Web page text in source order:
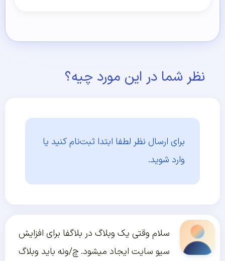
نظر شما در این مورد چیه؟
برای ارسال نظر لطفا ابتدا ثبت‌نام کنید یا
وارد شوید.
سلام وقتی یک وبلاگ در بلاگفا برای افزایش
سيو سایت ایجاد میشود. چ/ونه باید وبلاگ